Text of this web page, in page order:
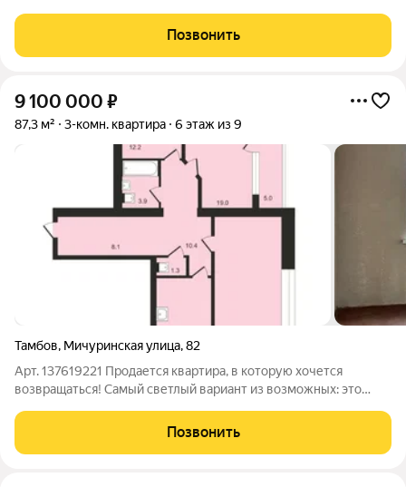
распашонка - комнаты правильной формы (20,8 / 13,8 / 10,8 м).
Отдельная ниша в
Позвонить
9 100 000 ₽
87,3 м² 3-комн. квартира 6 этаж из 9
Тамбов, Мичуринская улица,82
Арт. 137619221 Продается квартира, в которую хочется
возвращаться! Самый светлый вариант из возможных: это
вас будет и на завтрак на кухне, и ласковый закат вечером в
спальне. Планировка
Позвонить